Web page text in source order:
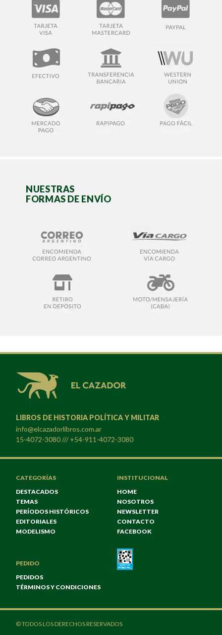
NUESTRAS
FORMAS DE ENVÍO
LIBROS DE HISTORIA POLÍTICA Y MILITAR
info@elcazadorlibros.com.ar
15-4072-3080 /// +54-911-4072-3080
CATEGORÍAS
DESTACADOS
TEMAS
PERÍODOS HISTÓRICOS
EDITORIALES
MODELISMO
INSTITUCIONAL
HOME
NOSOTROS
NEWSLETTER
CONTACTO
FACEBOOK
PEDIDO
PEDIDOS
TÉRMINOS Y CONDICIONES
© TODOS LOS DERECHOS RESERVADOS